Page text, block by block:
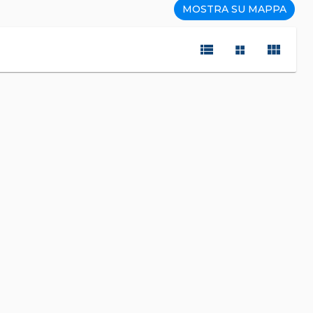
MOSTRA SU MAPPA
view_list view_module